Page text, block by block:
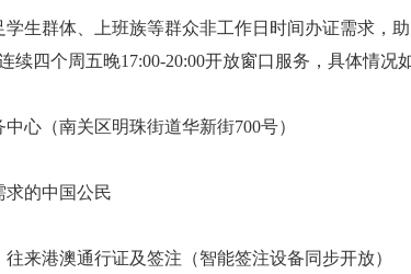
生群体、上班族等群众非工作日时间办证需求，
续四个周五晚17:00-20:00开放窗口服务，具体情况
心（南关区明珠街道华新街700号）
求的中国公民
来港澳通行证及签注（智能签注设备同步开放）